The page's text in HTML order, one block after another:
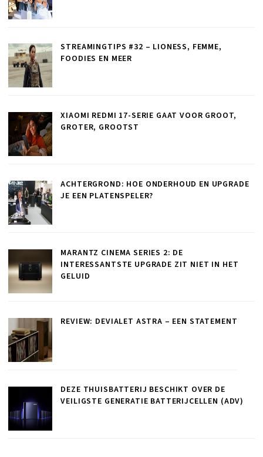
STREAMINGTIPS #32 – LIONESS, FEMME,
FOODIES EN MEER
XIAOMI REDMI 17-SERIE GAAT VOOR GROOT,
GROTER, GROOTST
ACHTERGROND: HOE ONDERHOUD EN UPGRADE
JE EEN PLATENSPELER?
MARANTZ CINEMA SERIES 2: DE
INTERESSANTSTE UPGRADE ZIT NIET IN HET
GELUID
REVIEW: DEVIALET ASTRA – EEN STATEMENT
DEZE THUISBATTERIJ BESCHIKT OVER DE
VEILIGSTE GENERATIE BATTERIJCELLEN (ADV)